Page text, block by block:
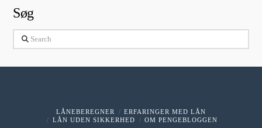
Søg
Search
LÅNEBEREGNER
ERFARINGER MED LÅN
LÅN UDEN SIKKERHED
OM PENGEBLOGGEN